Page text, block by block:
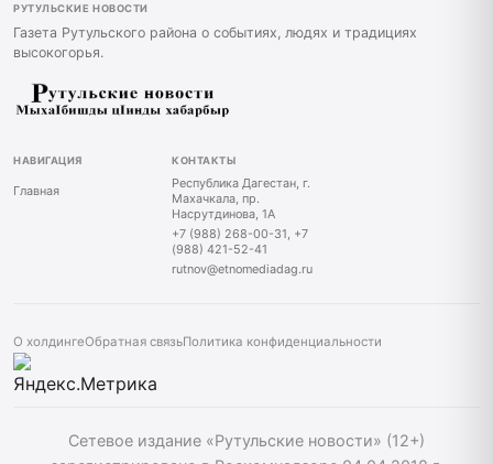
РУТУЛЬСКИЕ НОВОСТИ
Газета Рутульского района о событиях, людях и традициях
высокогорья.
НАВИГАЦИЯ
Главная
КОНТАКТЫ
Республика Дагестан, г.
Махачкала, пр.
Насрутдинова, 1А
+7 (988) 268-00-31, +7
(988) 421-52-41
rutnov@etnomediadag.ru
О холдингеОбратная связьПолитика конфиденциальности
Сетевое издание «Рутульские новости» (12+)